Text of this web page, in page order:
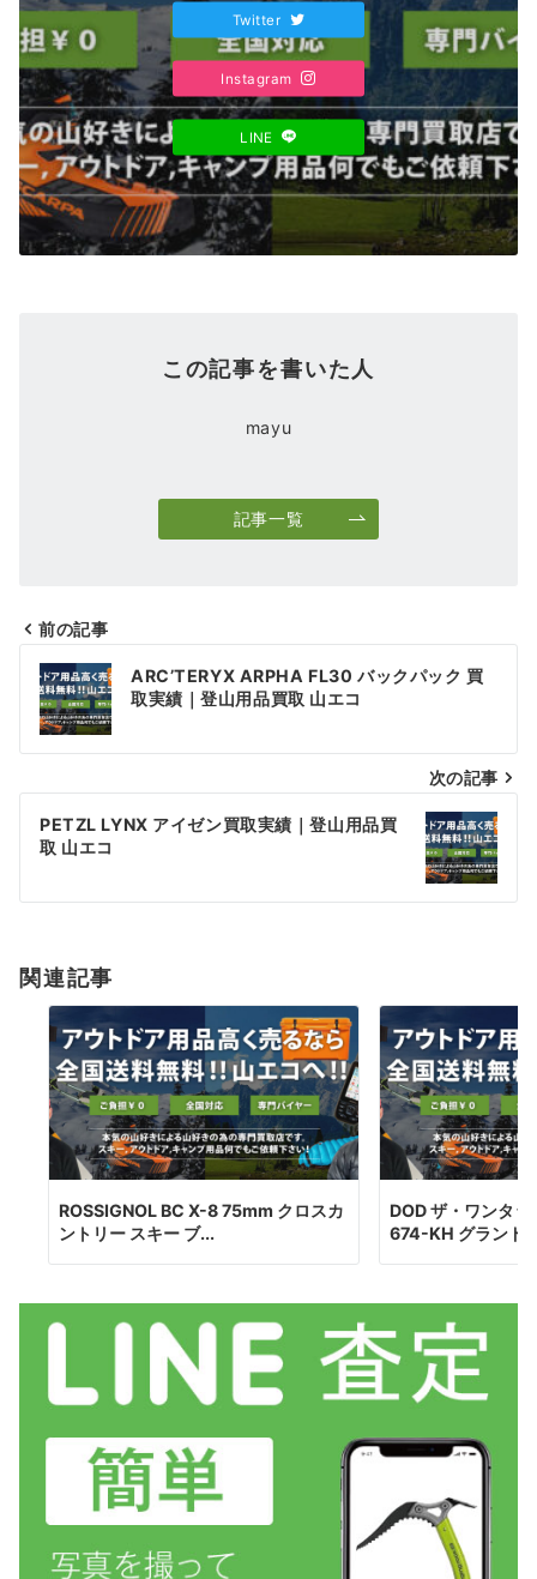
Twitter
Instagram
LINE
この記事を書いた人
mayu
記事一覧
投
稿
ナ
ビ
ゲ
シ
ン
前の記事
ARC’TERYX ARPHA FL30 バックパック 買
取実績｜登山用品買取 山エコ
次の記事
PETZL LYNX アイゼン買取実績｜登山用品買
取 山エコ
関連記事
ROSSIGNOL BC X-8 75mm クロスカ
ントリー スキー ブ...
DOD ザ・ワンタ
674-KH グランド